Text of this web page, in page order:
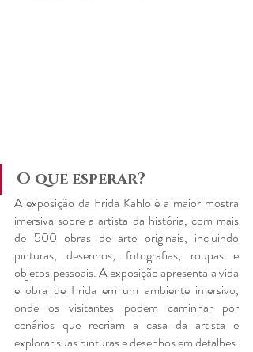
O que esperar?
A exposição da Frida Kahlo é a maior mostra
imersiva sobre a artista da história, com mais
de 500 obras de arte originais, incluindo
pinturas, desenhos, fotografias, roupas e
objetos pessoais. A exposição apresenta a vida
e obra de Frida em um ambiente imersivo,
onde os visitantes podem caminhar por
cenários que recriam a casa da artista e
explorar suas pinturas e desenhos em detalhes.